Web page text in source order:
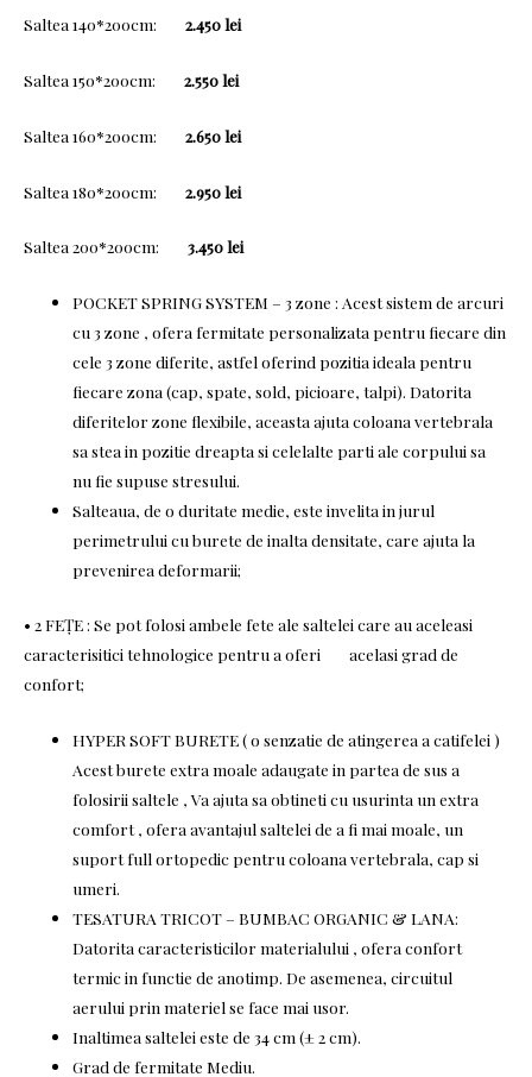
Saltea 140*200cm: 2.450lei
Saltea 150*200cm: 2.550 lei
Saltea 160*200cm: 2.650 lei
Saltea 180*200cm: 2.950 lei
Saltea 200*200cm: 3.450 lei
POCKET SPRING SYSTEM – 3 zone : Acest sistem de arcuri
cu 3 zone , ofera fermitate personalizata pentru fiecare din
cele 3 zone diferite, astfel oferind pozitia ideala pentru
fiecare zona (cap, spate, sold, picioare, talpi). Datorita
diferitelor zone flexibile, aceasta ajuta coloana vertebrala
sa stea in pozitie dreapta si celelalte parti ale corpului sa
nu fie supuse stresului.
Salteaua, de o duritate medie, este invelita in jurul
perimetrului cu burete de inalta densitate, care ajuta la
prevenirea deformarii;
• 2 FEŢE : Se pot folosi ambele fete ale saltelei care au aceleasi
caracterisitici tehnologice pentru a oferi acelasi grad de
confort;
HYPER SOFT BURETE ( o senzatie de atingerea a catifelei )
Acest burete extra moale adaugate in partea de sus a
folosirii saltele , Va ajuta sa obtineti cu usurinta un extra
comfort , ofera avantajul saltelei de a fi mai moale, un
suport full ortopedic pentru coloana vertebrala, cap si
umeri.
TESATURA TRICOT – BUMBAC ORGANIC & LANA:
Datorita caracteristicilor materialului , ofera confort
termic in functie de anotimp. De asemenea, circuitul
aerului prin materiel se face mai usor.
Inaltimea saltelei este de 34 cm (± 2 cm).
Grad de fermitate Mediu.